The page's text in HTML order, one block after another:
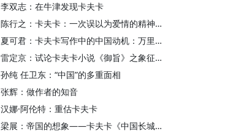
李双志：在牛津发现卡夫卡
陈行之：卡夫卡：一次误以为爱情的精神孤旅
夏可君：卡夫卡写作中的中国动机：万里长城与巴比伦塔的对比寓意
雷定京：试论卡夫卡小说《御旨》之象征艺术
孙纯 任卫东：“中国”的多重面相
张辉：做作者的知音
汉娜·阿伦特：重估卡夫卡
梁展：帝国的想象——卡夫卡《中国长城修建时》中的政治话语